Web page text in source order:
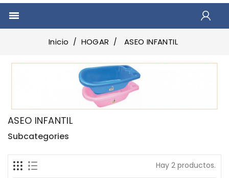

Inicio HOGAR ASEO INFANTIL
ASEO INFANTIL
Subcategories
Hay 2 productos.